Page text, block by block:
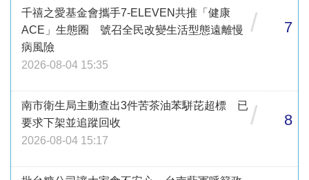
千禧之愛基金會攜手7-ELEVEN共推「健康
ACE」生態圈 號召全民改變生活型態遠離慢
病風險
2026-08-04 15:35
/ 7
南市衛生局主動查出3件苦茶油苯駢芘超標 已
要求下架並追蹤回收
2026-08-04 15:17
/ 8